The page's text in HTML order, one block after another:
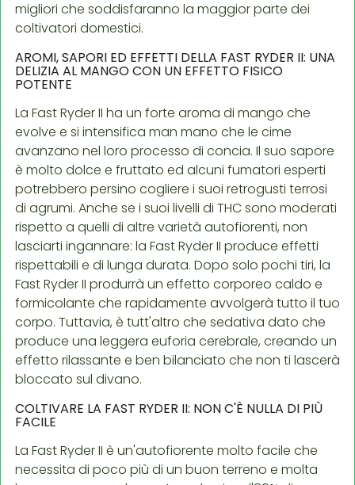
migliori che soddisfaranno la maggior parte dei
coltivatori domestici.
AROMI, SAPORI ED EFFETTI DELLA FAST RYDER II: UNA
DELIZIA AL MANGO CON UN EFFETTO FISICO
POTENTE
La Fast Ryder II ha un forte aroma di mango che
evolve e si intensifica man mano che le cime
avanzano nel loro processo di concia. Il suo sapore
è molto dolce e fruttato ed alcuni fumatori esperti
potrebbero persino cogliere i suoi retrogusti terrosi
di agrumi. Anche se i suoi livelli di THC sono moderati
rispetto a quelli di altre varietà autofiorenti, non
lasciarti ingannare: la Fast Ryder II produce effetti
rispettabili e di lunga durata. Dopo solo pochi tiri, la
Fast Ryder II produrrà un effetto corporeo caldo e
formicolante che rapidamente avvolgerà tutto il tuo
corpo. Tuttavia, è tutt'altro che sedativa dato che
produce una leggera euforia cerebrale, creando un
effetto rilassante e ben bilanciato che non ti lascerà
bloccato sul divano.
COLTIVARE LA FAST RYDER II: NON C'È NULLA DI PIÙ
FACILE
La Fast Ryder II è un'autofiorente molto facile che
necessita di poco più di un buon terreno e molta